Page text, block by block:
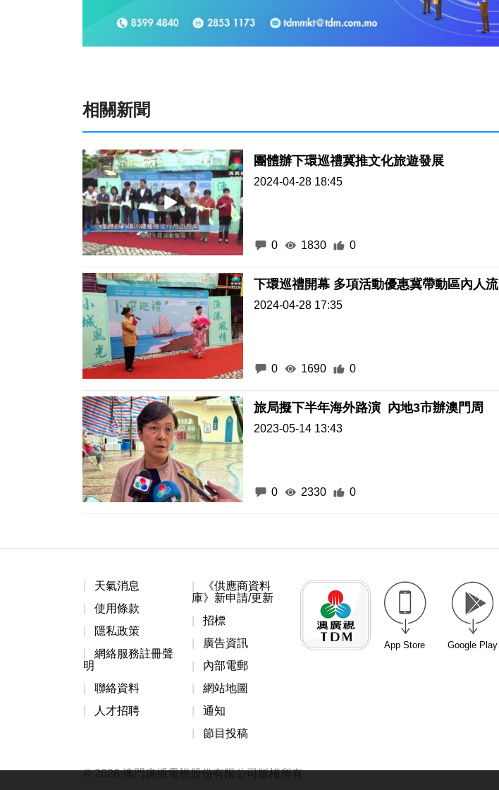
相關新聞
團體辦下環巡禮冀推文化旅遊發展
2024-04-28 18:45
0 1830 0
下環巡禮開幕 多項活動優惠冀帶動區內人流
2024-04-28 17:35
0 1690 0
旅局擬下半年海外路演 內地3市辦澳門周
2023-05-14 13:43
0 2330 0
天氣消息
使用條款
隱私政策
網絡服務註冊聲
明
聯絡資料
人才招聘
《供應商資料
庫》新申請/更新
招標
廣告資訊
內部電郵
網站地圖
通知
節目投稿
App Store Google Play
© 2026 澳門廣播電視股份有限公司版權所有